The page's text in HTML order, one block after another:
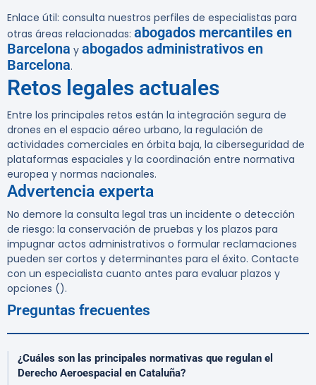
Enlace útil: consulta nuestros perfiles de especialistas para
otras áreas relacionadas: abogados mercantiles en
Barcelona y abogados administrativos en
Barcelona.
Retos legales actuales
Entre los principales retos están la integración segura de
drones en el espacio aéreo urbano, la regulación de
actividades comerciales en órbita baja, la ciberseguridad de
plataformas espaciales y la coordinación entre normativa
europea y normas nacionales.
Advertencia experta
No demore la consulta legal tras un incidente o detección
de riesgo: la conservación de pruebas y los plazos para
impugnar actos administrativos o formular reclamaciones
pueden ser cortos y determinantes para el éxito. Contacte
con un especialista cuanto antes para evaluar plazos y
opciones ().
Preguntas frecuentes
¿Cuáles son las principales normativas que regulan el
Derecho Aeroespacial en Cataluña?